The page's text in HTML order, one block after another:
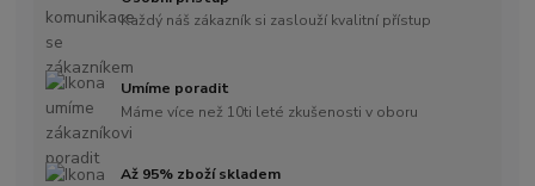
Každý náš zákazník si zaslouží kvalitní přístup
Umíme poradit
Máme více než 10ti leté zkušenosti v oboru
Až 95% zboží skladem